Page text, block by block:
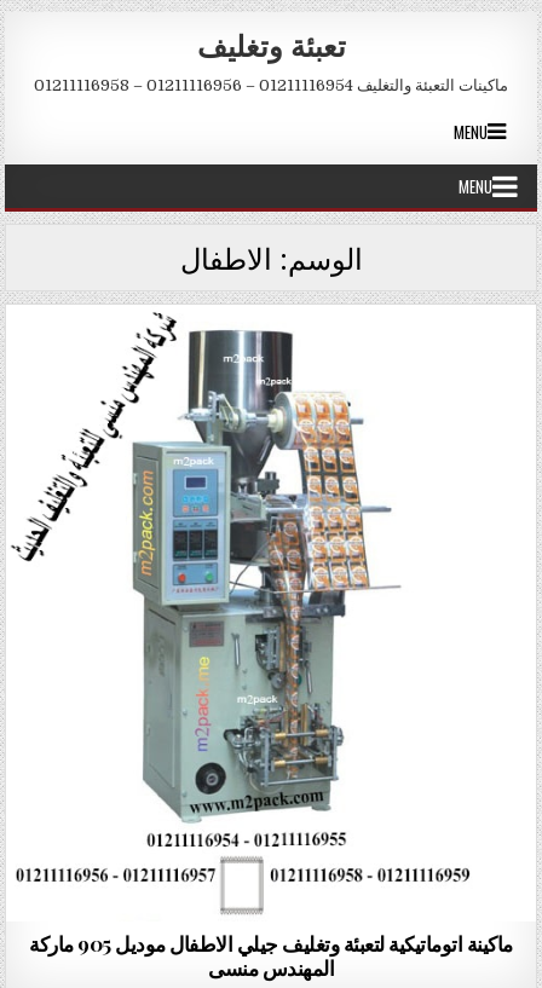
Skip to content
تعبئة وتغليف
ماكينات التعبئة والتغليف 01211116954 – 01211116956 – 01211116958
MENU
MENU
الوسم: الاطفال
ماكينة اتوماتيكية لتعبئة وتغليف جيلي الاطفال موديل 905 ماركة
المهندس منسى